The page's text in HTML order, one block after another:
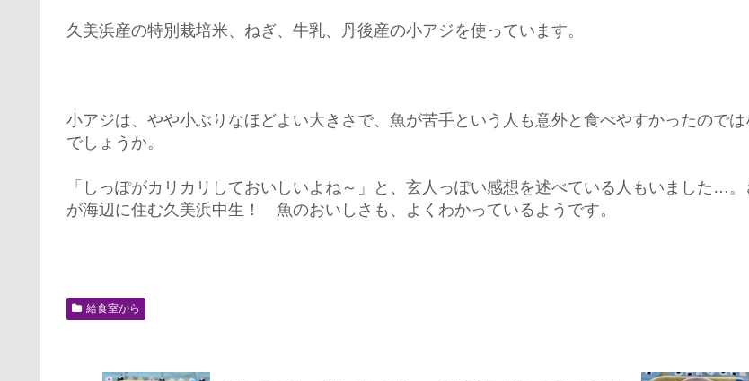
久美浜産の特別栽培米、ねぎ、牛乳、丹後産の小アジを使っています。
小アジは、やや小ぶりなほどよい大きさで、魚が苦手という人も意外と食べやすかったのでは
でしょうか。
「しっぽがカリカリしておいしいよね～」と、玄人っぽい感想を述べている人もいました…。
が海辺に住む久美浜中生！ 魚のおいしさも、よくわかっているようです。
給食室から